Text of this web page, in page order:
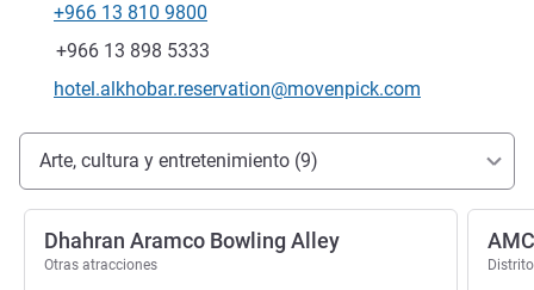
Teléfono
+966 13 810 9800
Fax
+966 13 898 5333
Correo electrónico de contacto
hotel.alkhobar.reservation@movenpick.com
Acceso y transporte
Arte, cultura y entretenimiento (9)
Dhahran Aramco Bowling Alley
Otras atracciones